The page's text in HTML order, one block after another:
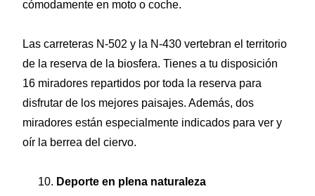
cómodamente en moto o coche.
Las carreteras N-502 y la N-430 vertebran el territorio
de la reserva de la biosfera. Tienes a tu disposición
16 miradores repartidos por toda la reserva para
disfrutar de los mejores paisajes. Además, dos
miradores están especialmente indicados para ver y
oír la berrea del ciervo.
Deporte en plena naturaleza